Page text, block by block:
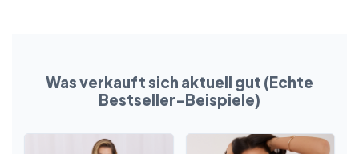
Was verkauft sich aktuell gut (Echte
Bestseller-Beispiele)